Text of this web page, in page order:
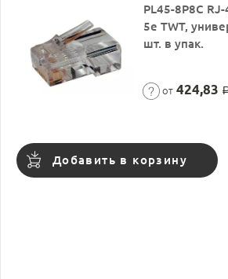
PL45-8P8C
5e TWT,
шт. в упак.
от 424,83
Добавить в корзину